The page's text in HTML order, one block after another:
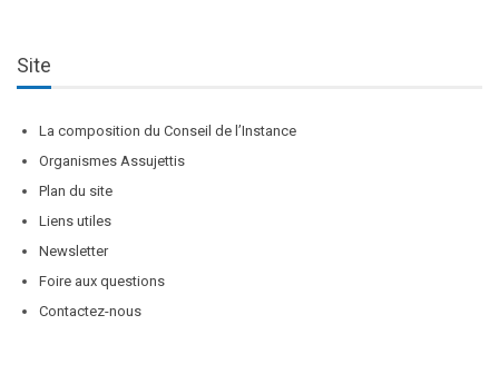
Site
La composition du Conseil de l’Instance
Organismes Assujettis
Plan du site
Liens utiles
Newsletter
Foire aux questions
Contactez-nous